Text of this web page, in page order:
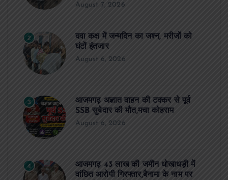
August 7, 2026
2
दवा कक्ष में जन्मदिन का जश्न, मरीजों को
घंटों इंतजार
August 6, 2026
3
आजमगढ़ अज्ञात वाहन की टक्कर से पूर्व
SSB सुबेदार की मौत,मचा कोहराम
August 6, 2026
4
आजमगढ़ 43 लाख की जमीन धोखाधड़ी में
वांछित आरोपी गिरफ्तार,बैनामा के नाम पर